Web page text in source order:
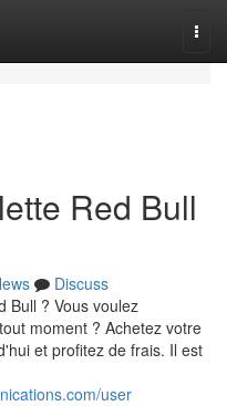
Red Bull
Discuss
Bull ? Vous voulez
moment ? Achetez votre
et profitez de frais. Il est
user